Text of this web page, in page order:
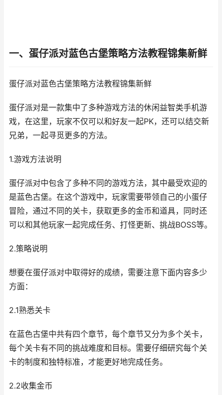
一、蛋仔派对蓝色古堡策略方法教程锦集新鲜
蛋仔派对蓝色古堡策略方法教程锦集新鲜
蛋仔派对是一款集中了多种游戏方法的休闲益智类手机游
戏，在这里，玩家不仅可以和好友一起PK，还可以结交新
兄弟，一起寻觅更多的方法。
1.游戏方法说明
蛋仔派对中包含了多种不同的游戏方法，其中最受欢迎的
是蓝色古堡。在这个游戏中，玩家需要带领自己的小蛋仔
冒险，通过不同的关卡，获取更多的金币和道具，同时还
可以和其他玩家一起完成任务、打怪更新、挑战BOSS等。
2.策略说明
想要在蛋仔派对中取得好的成绩，需要注意下面内容多少
方面：
2.1熟悉关卡
在蓝色古堡中共有四个章节，每个章节又分为多个关卡，
每个关卡有不同的挑战难度和目标。需要仔细研究每个关
卡的制度和独特标准，才能更好地完成任务。
2.2收集金币